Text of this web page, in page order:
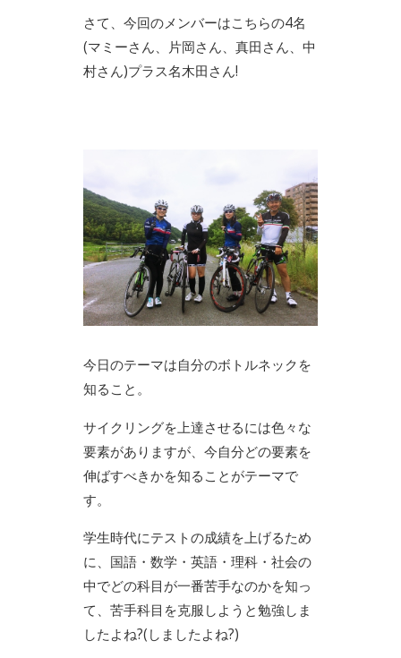
さて、今回のメンバーはこちらの4名
(マミーさん、片岡さん、真田さん、中
村さん)プラス名木田さん!
今日のテーマは自分のボトルネックを
知ること。
サイクリングを上達させるには色々な
要素がありますが、今自分どの要素を
伸ばすべきかを知ることがテーマで
す。
学生時代にテストの成績を上げるため
に、国語・数学・英語・理科・社会の
中でどの科目が一番苦手なのかを知っ
て、苦手科目を克服しようと勉強しま
したよね?(しましたよね?)